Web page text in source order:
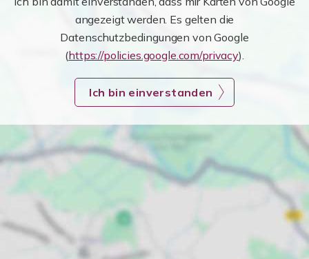
angezeigt werden. Es gelten die
Datenschutzbedingungen von Google
(https://policies.google.com/privacy).
Ich bin einverstanden